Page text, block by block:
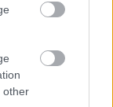
other